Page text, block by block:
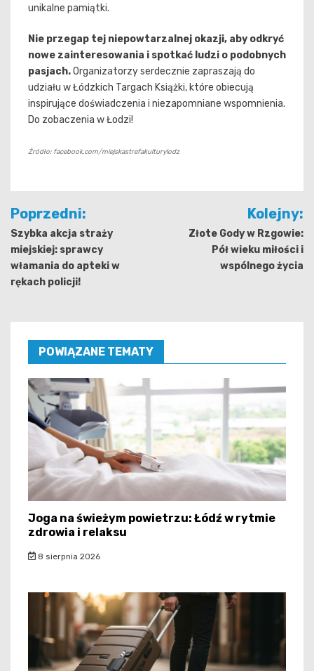
unikalne pamiątki.
Nie przegap tej niepowtarzalnej okazji, aby odkryć
nowe zainteresowania i spotkać ludzi o podobnych
pasjach.Organizatorzy serdecznie zapraszają do
udziału w Łódzkich Targach Książki, które obiecują
inspirujące doświadczenia i niezapomniane wspomnienia.
Do zobaczenia w Łodzi!
Źródło: facebook.com/miejskastrefakulturylodz
Nawigacja
wpisu
Poprzedni:
Szybka akcja straży
miejskiej: sprawcy
włamania do apteki w
rękach policji!
Kolejny:
Złote Gody w Rzgowie:
Pół wieku miłości i
wspólnego życia
POWIĄZANE TEMATY
Joga na świeżym powietrzu: Łódź w rytmie
zdrowia i relaksu
8 sierpnia 2026